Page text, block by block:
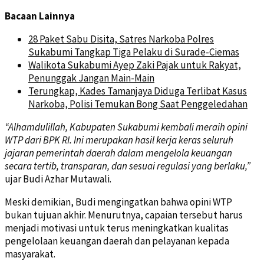
Bacaan Lainnya
28 Paket Sabu Disita, Satres Narkoba Polres
Sukabumi Tangkap Tiga Pelaku di Surade-Ciemas
Walikota Sukabumi Ayep Zaki Pajak untuk Rakyat,
Penunggak Jangan Main-Main
Terungkap, Kades Tamanjaya Diduga Terlibat Kasus
Narkoba, Polisi Temukan Bong Saat Penggeledahan
“Alhamdulillah, Kabupaten Sukabumi kembali meraih opini
WTP dari BPK RI. Ini merupakan hasil kerja keras seluruh
jajaran pemerintah daerah dalam mengelola keuangan
secara tertib, transparan, dan sesuai regulasi yang berlaku,”
ujar Budi Azhar Mutawali.
Meski demikian, Budi mengingatkan bahwa opini WTP
bukan tujuan akhir. Menurutnya, capaian tersebut harus
menjadi motivasi untuk terus meningkatkan kualitas
pengelolaan keuangan daerah dan pelayanan kepada
masyarakat.